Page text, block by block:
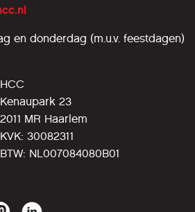
en donderdag (m.u.v. feestdagen)
HCC
Kenaupark 23
2011 MR Haarlem
KVK: 30082311
BTW: NL007084080B01